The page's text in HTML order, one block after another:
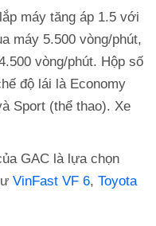
máy tăng áp 1.5 với
máy 5.500 vòng/phút,
vòng/phút. Hộp số
độ lái là Economy
Sport (thể thao). Xe
GAC là lựa chọn
VinFast VF 6, Toyota